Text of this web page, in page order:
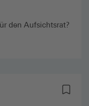
den Aufsichtsrat?